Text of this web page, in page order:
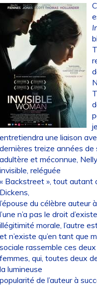
une liaison
treize années de
et méconnue,
reléguée
Backstreet », tout autant
du célèbre auteur
n’a pas le droit
morale, l’autre
n’existe qu’en tant que
rassemble ces deux
qui, toutes deux
lumineuse
de l’auteur à